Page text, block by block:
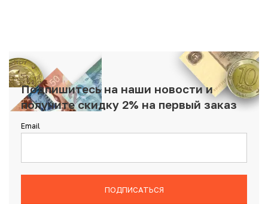
Подпишитесь на наши новости и
получите скидку 2% на первый заказ
Email
ПОДПИСАТЬСЯ